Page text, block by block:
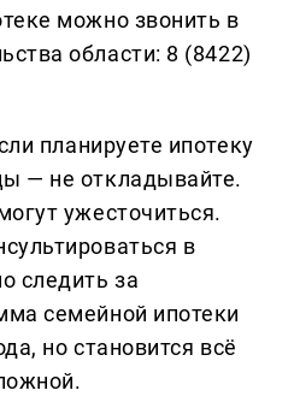
можно звонить в
области: 8 (8422)
планируете ипотеку
— не откладывайте.
ужесточиться.
в
следить за
семейной ипотеки
но становится всё